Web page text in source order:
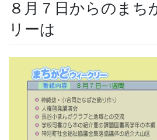
８月７日からのまち
リーは